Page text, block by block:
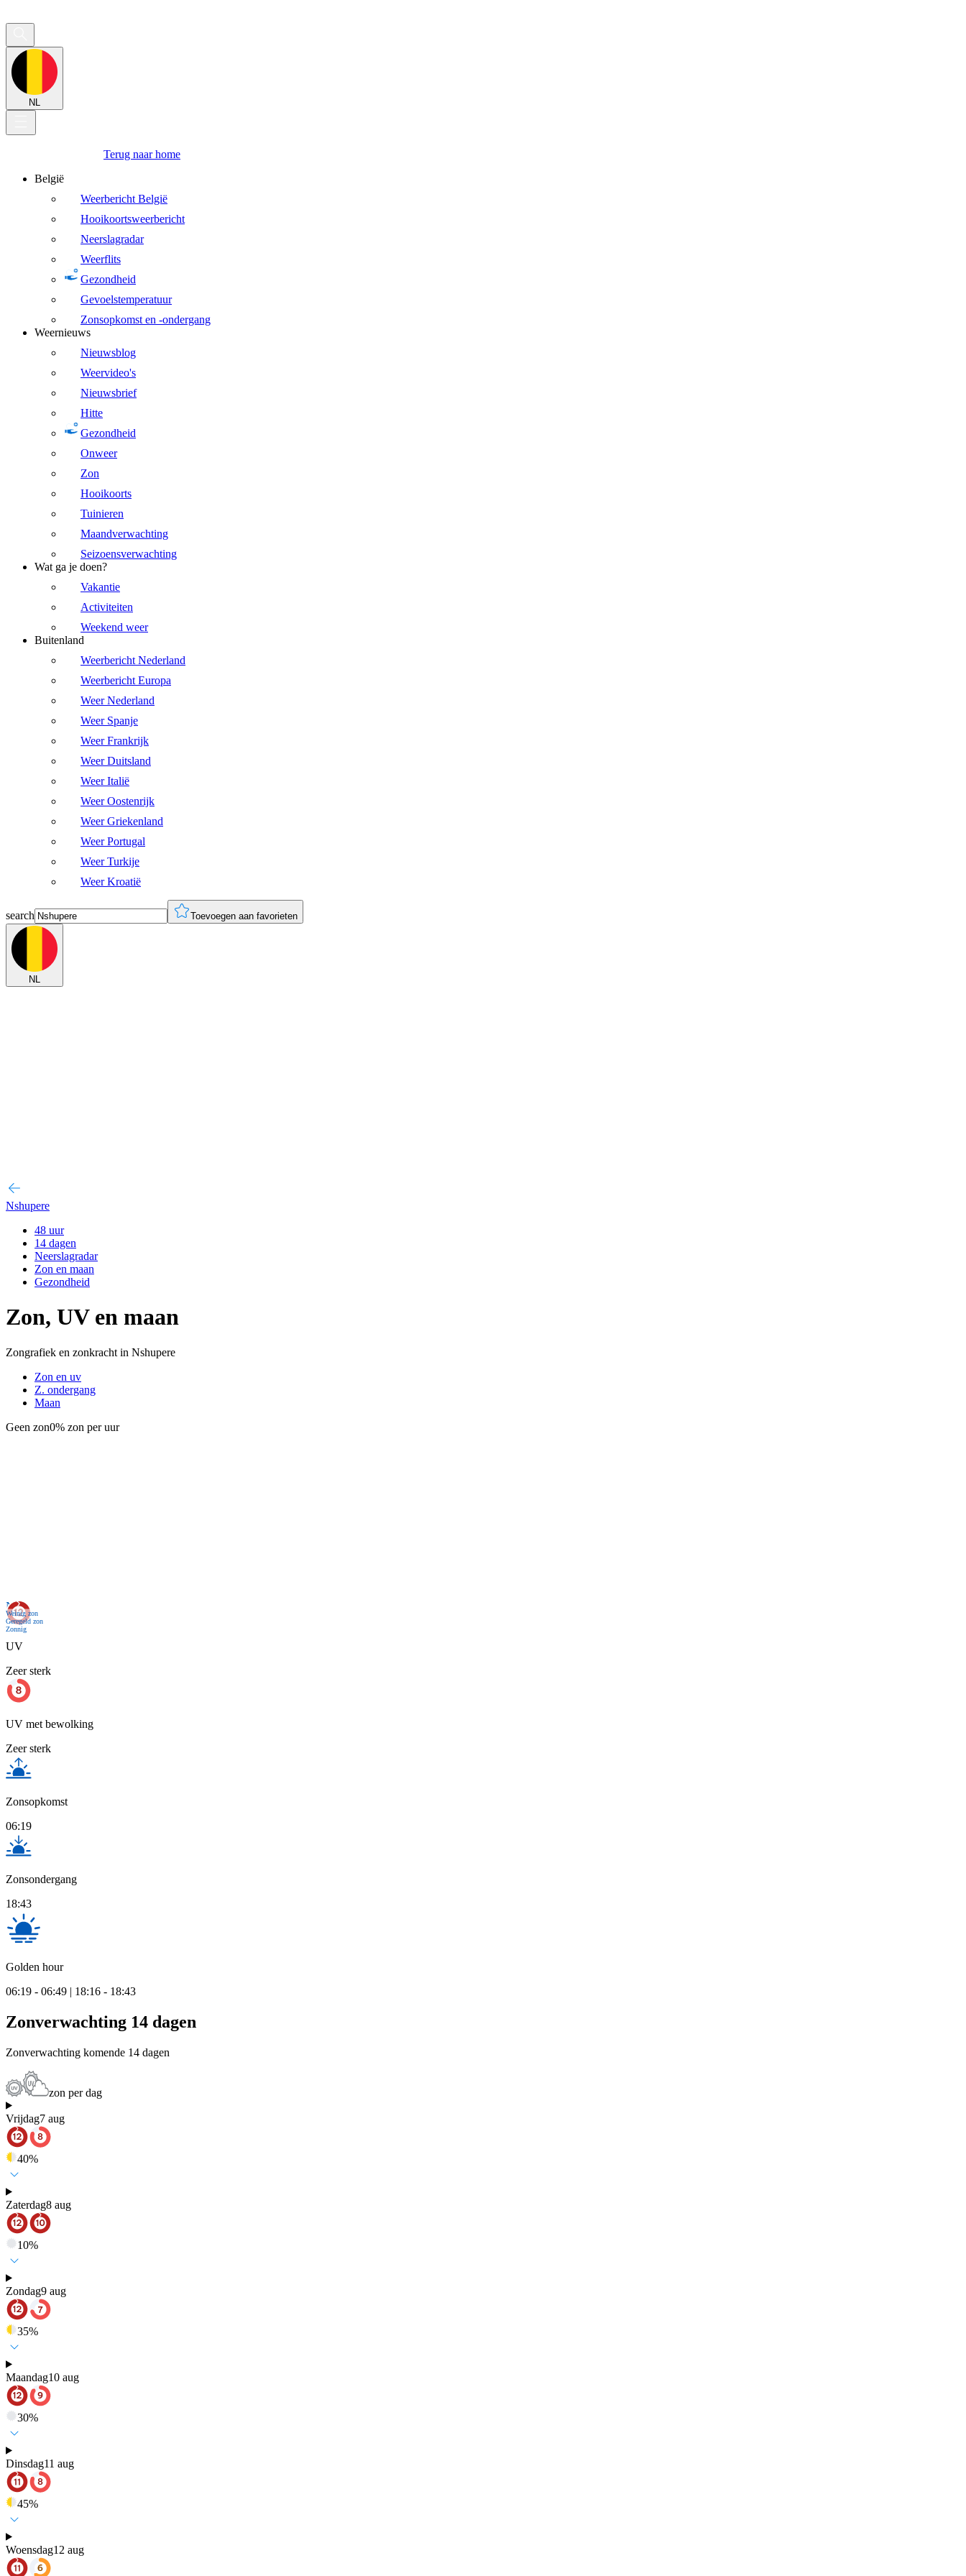
NL
Terug naar home
België
Weerbericht België
Hooikoortsweerbericht
Neerslagradar
Weerflits
Gezondheid
Gevoelstemperatuur
Zonsopkomst en -ondergang
Weernieuws
Nieuwsblog
Weervideo's
Nieuwsbrief
Hitte
Gezondheid
Onweer
Zon
Hooikoorts
Tuinieren
Maandverwachting
Seizoensverwachting
Wat ga je doen?
Vakantie
Activiteiten
Weekend weer
Buitenland
Weerbericht Nederland
Weerbericht Europa
Weer Nederland
Weer Spanje
Weer Frankrijk
Weer Duitsland
Weer Italië
Weer Oostenrijk
Weer Griekenland
Weer Portugal
Weer Turkije
Weer Kroatië
search Toevoegen aan favorieten
NL
Nshupere
48 uur
14 dagen
Neerslagradar
Zon en maan
Gezondheid
Zon, UV en maan
Zongrafiek en zonkracht in Nshupere
Zon en uv
Z. ondergang
Maan
Geen zon0% zon per uur
Nu
Weinig zon
Geregeld zon
Zonnig
UV
Zeer sterk
UV met bewolking
Zeer sterk
Zonsopkomst
06:19
Zonsondergang
18:43
Golden hour
06:19 - 06:49 | 18:16 - 18:43
Zonverwachting 14 dagen
Zonverwachting komende 14 dagen
zon per dag
Vrijdag7 aug
40%
Zaterdag8 aug
10%
Zondag9 aug
35%
Maandag10 aug
30%
Dinsdag11 aug
45%
Woensdag12 aug